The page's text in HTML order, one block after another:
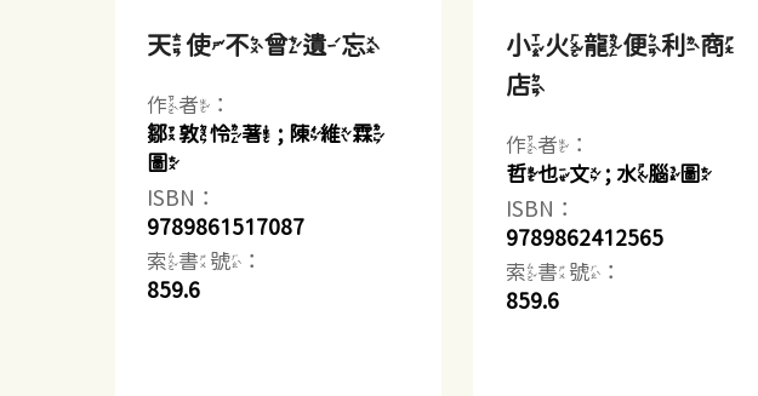
天使不曾遺忘
作者：
鄒敦怜著 ; 陳維霖
圖
ISBN：
9789861517087
索書號：
859.6
小火龍便利商
店
作者：
哲也文 ; 水腦圖
ISBN：
9789862412565
索書號：
859.6